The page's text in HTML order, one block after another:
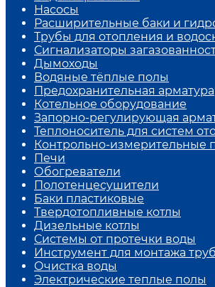
Насосы
Расширительные баки и
Трубы для отопления и
Сигнализаторы
Дымоходы
Водяные тёплые полы
Предохранительная арматура
Котельное оборудование
Запорно-регулирующая
Теплоноситель для систем
Контрольно-измерительные
Печи
Обогреватели
Полотенцесушители
Баки пластиковые
Твердотопливные котлы
Дизельные котлы
Системы от протечки воды
Инструмент для монтажа труб
Очистка воды
Электрические теплые полы